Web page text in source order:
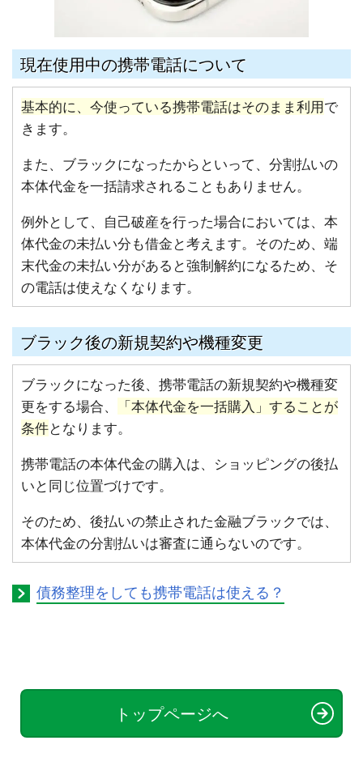
現在使用中の携帯電話について
基本的に、今使っている携帯電話はそのまま利用で
きます。
また、ブラックになったからといって、分割払いの
本体代金を一括請求されることもありません。
例外として、自己破産を行った場合においては、本
体代金の未払い分も借金と考えます。そのため、端
末代金の未払い分があると強制解約になるため、そ
の電話は使えなくなります。
ブラック後の新規契約や機種変更
ブラックになった後、携帯電話の新規契約や機種変
更をする場合、
「本体代金を一括購入」することが
条件となります。
携帯電話の本体代金の購入は、ショッピングの後払
いと同じ位置づけです。
そのため、後払いの禁止された金融ブラックでは、
本体代金の分割払いは審査に通らないのです。
債務整理をしても携帯電話は使える？
トップページへ